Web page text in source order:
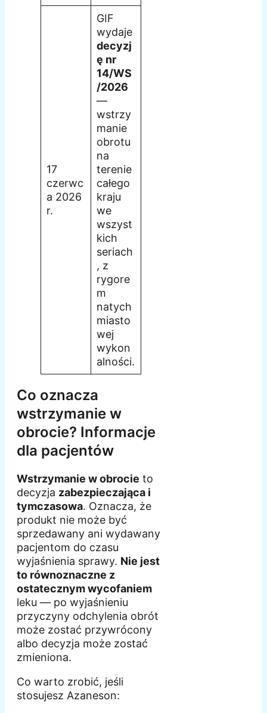
17
czerwc
a 2026
r.
GIF
wydaje
decyzj
ę nr
14/WS
/2026
—
wstrzy
manie
obrotu
na
terenie
całego
kraju
we
wszyst
kich
seriach
, z
rygore
m
natych
miasto
wej
wykon
alności.
Co oznacza
wstrzymanie w
obrocie? Informacje
dla pacjentów
Wstrzymanie w obrocie to
decyzja zabezpieczająca i
tymczasowa. Oznacza, że
produkt nie może być
sprzedawany ani wydawany
pacjentom do czasu
wyjaśnienia sprawy. Nie jest
to równoznaczne z
ostatecznym wycofaniem
leku — po wyjaśnieniu
przyczyny odchylenia obrót
może zostać przywrócony
albo decyzja może zostać
zmieniona.
Co warto zrobić, jeśli
stosujesz Azaneson: